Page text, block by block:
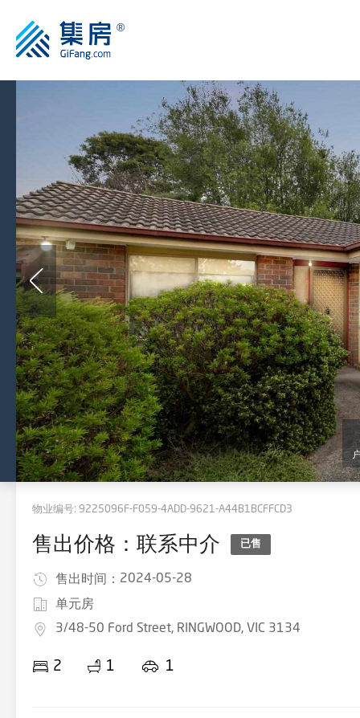
物业编号: 9225096F-F059-4ADD-9621-A44B1BCFFCD3
售出价格：联系中介 已售
售出时间： 2024-05-28
单元房
3/48-50 Ford Street, RINGWOOD, VIC 3134
2 1 1